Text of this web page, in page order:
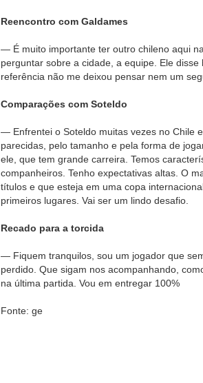
Reencontro com Galdames
— É muito importante ter outro chileno aqui
perguntar sobre a cidade, a equipe. Ele
referência não me deixou pensar nem um
Comparações com Soteldo
— Enfrentei o Soteldo muitas vezes no Chile
parecidas, pelo tamanho e pela forma de
ele, que tem grande carreira. Temos
companheiros. Tenho expectativas altas. O
títulos e que esteja em uma copa
primeiros lugares. Vai ser um lindo desafio.
Recado para a torcida
— Fiquem tranquilos, sou um jogador que
perdido. Que sigam nos acompanhando,
na última partida. Vou em entregar 100%
Fonte: ge